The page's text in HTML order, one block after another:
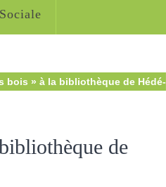
bois » à la bibliothèque de Hédé-
de